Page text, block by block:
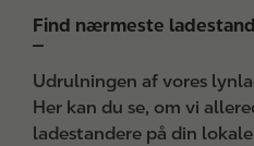
Find nærmeste
Udrulningen af vores
Her kan du se, om vi
ladestandere på din